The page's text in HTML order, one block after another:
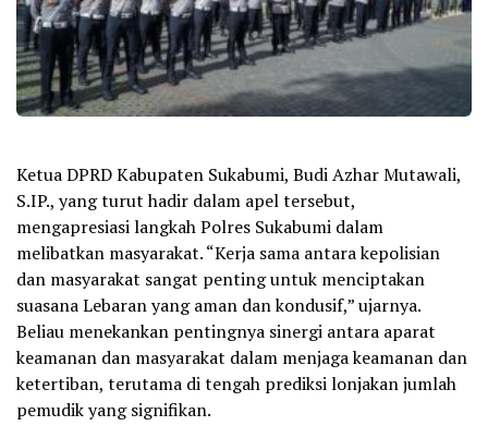
Ketua DPRD Kabupaten Sukabumi, Budi Azhar Mutawali,
S.IP., yang turut hadir dalam apel tersebut,
mengapresiasi langkah Polres Sukabumi dalam
melibatkan masyarakat. “Kerja sama antara kepolisian
dan masyarakat sangat penting untuk menciptakan
suasana Lebaran yang aman dan kondusif,” ujarnya.
Beliau menekankan pentingnya sinergi antara aparat
keamanan dan masyarakat dalam menjaga keamanan dan
ketertiban, terutama di tengah prediksi lonjakan jumlah
pemudik yang signifikan.